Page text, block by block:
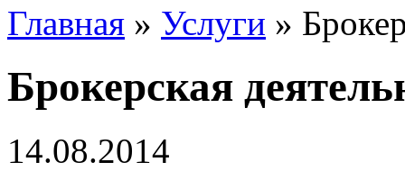
Главная » Услуги »
Брокерская
14.08.2014